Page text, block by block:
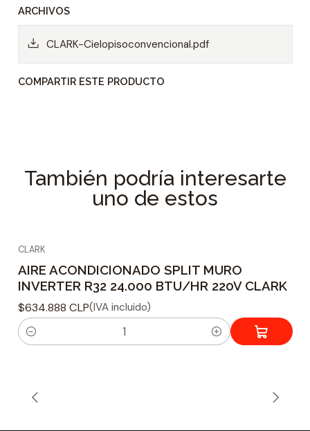
ARCHIVOS
CLARK-Cielopisoconvencional.pdf
COMPARTIR ESTE PRODUCTO
También podría interesarte
uno de estos
CLARK
AIRE ACONDICIONADO SPLIT MURO
INVERTER R32 24.000 BTU/HR 220V CLARK
$634.888 CLP(IVA incluido)
C